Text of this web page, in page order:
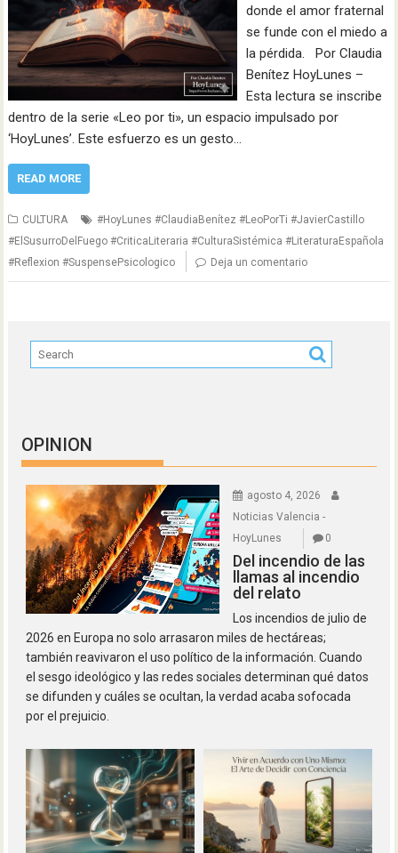
donde el amor fraternal
se funde con el miedo a
la pérdida. Por Claudia
Benítez HoyLunes –
Esta lectura se inscribe
dentro de la serie «Leo por ti», un espacio impulsado por
‘HoyLunes’. Este esfuerzo es un gesto…
READ MORE
CULTURA
#HoyLunes #ClaudiaBenítez #LeoPorTi #JavierCastillo
#ElSusurroDelFuego #CriticaLiteraria #CulturaSistémica #LiteraturaEspañola
#Reflexion #SuspensePsicologico
Deja un comentario
OPINION
agosto 4, 2026
Noticias Valencia -
HoyLunes
0
Del incendio de las
llamas al incendio
del relato
Los incendios de julio de
2026 en Europa no solo arrasaron miles de hectáreas;
también reavivaron el uso político de la información. Cuando
el sesgo ideológico y las redes sociales determinan qué datos
se difunden y cuáles se ocultan, la verdad acaba sofocada
por el prejuicio.